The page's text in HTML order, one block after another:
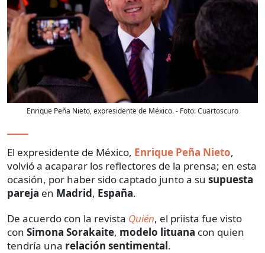
Enrique Peña Nieto, expresidente de México.- Foto:Cuartoscuro
El expresidente de México, Enrique Peña Nieto,
volvió a acaparar los reflectores de la prensa; en esta
ocasión, por haber sido captado junto a su supuesta
pareja en Madrid, España.
De acuerdo con la revista Quién, el priista fue visto
con Simona Sorakaite, modelo lituana con quien
tendría una relación sentimental.